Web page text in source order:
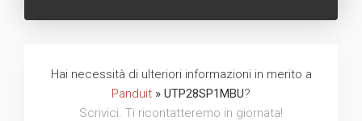
Hai necessità di ulteriori informazioni in merito a
Panduit » UTP28SP1MBU?
Scrivici. Ti ricontatteremo in giornata!